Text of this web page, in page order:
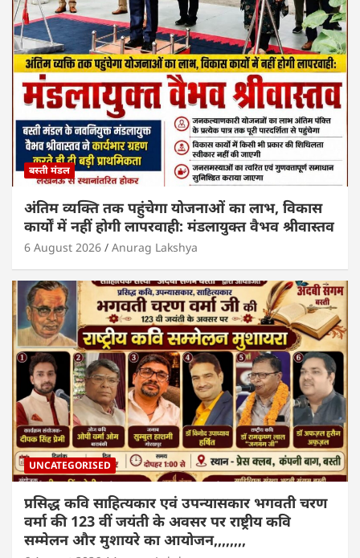
बस्ती मंडल
अंतिम व्यक्ति तक पहुंचेगा योजनाओं का लाभ, विकास
कार्यों में नहीं होगी लापरवाही: मंडलायुक्त वैभव श्रीवास्तव
6 August 2026 Anurag Lakshya
UNCATEGORISED
प्रसिद्ध कवि साहित्यकार एवं उपन्यासकार भगवती चरण
वर्मा की 123 वीं जयंती के अवसर पर राष्ट्रीय कवि
सम्मेलन और मुशायरे का आयोजन,,,,,,,,